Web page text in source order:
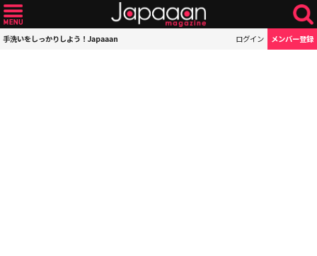
手洗いをしっかりしよう！Japaaan ログイン メンバー登録